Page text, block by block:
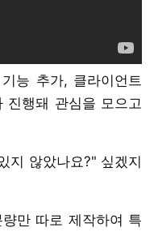
능 추가, 클라이언트
진행돼 관심을 모으고
지 않았나요?" 싶겠지
만 따로 제작하여 특